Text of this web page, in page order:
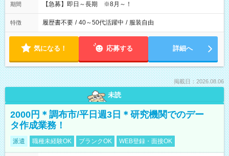
期間 【急募】即日～長期 ※8月～！
特徴 履歴書不要 / 40～50代活躍中 / 服装自由
気になる！ 応募する 詳細へ
掲載日：2026.08.06
未読
2000円＊調布市/平日週3日＊研究機関でのデー
タ作成業務！
派遣 職種未経験OK ブランクOK WEB登録・面接OK